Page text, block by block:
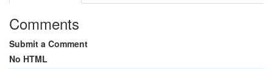
Comments
Submit a Comment
No HTML